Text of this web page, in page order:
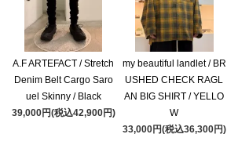
A.F ARTEFACT / Stretch
Denim Belt Cargo Saro
uel Skinny / Black
39,000円(税込42,900円)
my beautiful landlet / BR
USHED CHECK RAGL
AN BIG SHIRT / YELLO
W
33,000円(税込36,300円)